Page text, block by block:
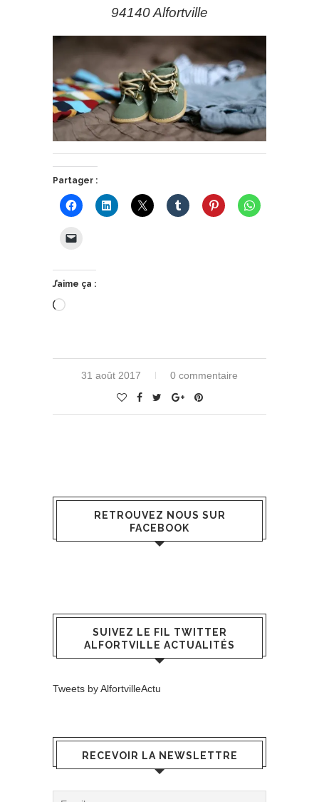
94140 Alfortville
Partager :
J’aime ça :
Chargement…
31 août 2017 0 commentaire
RETROUVEZ NOUS SUR
FACEBOOK
SUIVEZ LE FIL TWITTER
ALFORTVILLE ACTUALITÉS
Tweets by AlfortvilleActu
RECEVOIR LA NEWSLETTRE